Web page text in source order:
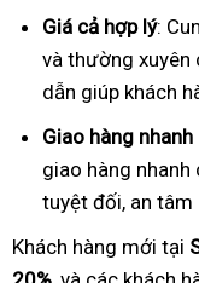
Giá cả hợp lý:
và thường xuyên
dẫn giúp khách
Giao hàng
giao hàng
tuyệt đối, an tâm
Khách hàng mới tại